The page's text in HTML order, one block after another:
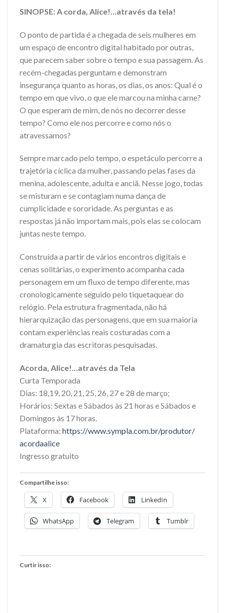
SINOPSE: A corda, Alice!…através da tela!
O ponto de partida é a chegada de seis mulheres em
um espaço de encontro digital habitado por outras,
que parecem saber sobre o tempo e sua passagem. As
recém-chegadas perguntam e demonstram
insegurança quanto as horas, os dias, os anos: Qual é o
tempo em que vivo, o que ele marcou na minha carne?
O que esperam de mim, de nós no decorrer desse
tempo? Como ele nos percorre e como nós o
atravessamos?
Sempre marcado pelo tempo, o espetáculo percorre a
trajetória cíclica da mulher, passando pelas fases da
menina, adolescente, adulta e anciã. Nesse jogo, todas
se misturam e se contagiam numa dança de
cumplicidade e sororidade. As perguntas e as
respostas já não importam mais, pois elas se colocam
juntas neste tempo.
Construída a partir de vários encontros digitais e
cenas solitárias, o experimento acompanha cada
personagem em um fluxo de tempo diferente, mas
cronologicamente seguido pelo tiquetaquear do
relógio. Pela estrutura fragmentada, não há
hierarquização das personagens, que em sua maioria
contam experiências reais costuradas com a
dramaturgia das escritoras pesquisadas.
Acorda, Alice!…através da Tela
Curta Temporada
Dias: 18,19, 20, 21, 25, 26, 27 e 28 de março;
Horários: Sextas e Sábados às 21 horas e Sábados e
Domingos às 17 horas.
Plataforma: https://www.sympla.com.br/produtor/
acordaalice
Ingresso gratuito
Compartilhe isso:
X Facebook LinkedIn
WhatsApp Telegram Tumblr
Curtir isso: